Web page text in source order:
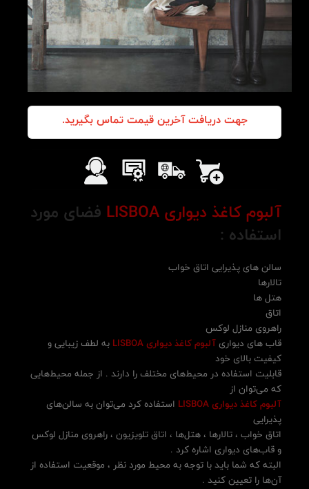
جهت دریافت آخرین قیمت تماس بگیرید.
آلبوم کاغذ دیواری LISBOA
فضای مورد
استفاده :
سالن های پذیرایی اتاق خواب
تالارها
هتل ها
اتاق
راهروی منازل لوکس
قاب های دیواری آلبوم کاغذ دیواری LISBOA
به لطف زیبایی و
کیفیت بالای خود
قابلیت استفاده در محیط‌های مختلف را دارند . از جمله محیط‌هایی
که می‌توان از
آلبوم کاغذ دیواری LISBOA
استفاده کرد می‌توان به سالن‌های
پذیرایی
اتاق خواب ، تالارها ، هتل‌ها ، اتاق تلویزیون ، راهروی منازل لوکس
و قاب‌های دیواری اشاره کرد .
البته که شما باید با توجه به محیط مورد نظر ، موقعیت استفاده از
آن‌ها را تعیین کنید .